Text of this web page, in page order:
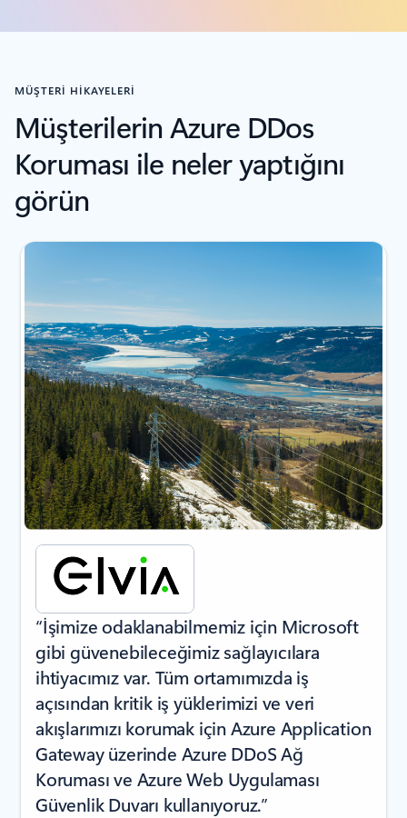
MÜŞTERİ HİKAYELERİ
Müşterilerin Azure DDos
Koruması ile neler yaptığını
görün
“İşimize odaklanabilmemiz için Microsoft
gibi güvenebileceğimiz sağlayıcılara
ihtiyacımız var. Tüm ortamımızda iş
açısından kritik iş yüklerimizi ve veri
akışlarımızı korumak için Azure Application
Gateway üzerinde Azure DDoS Ağ
Koruması ve Azure Web Uygulaması
Güvenlik Duvarı kullanıyoruz.”